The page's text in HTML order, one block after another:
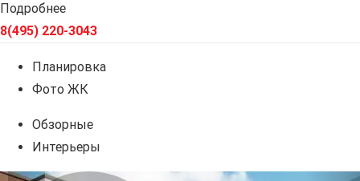
Подробнее
8(495) 220-3043
Планировка
Фото ЖК
Обзорные
Интерьеры